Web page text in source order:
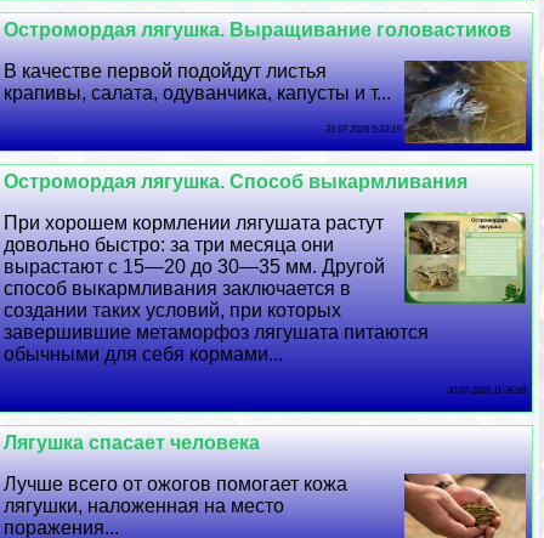
Остромордая лягушка. Выращивание головастиков
В качестве первой подойдут листья
крапивы, салата, одуванчика, капусты и т...
31 07 2026 5:33:19
Остромордая лягушка. Способ выкармливания
При хорошем кормлении лягушата растут
довольно быстро: за три месяца они
вырастают с 15—20 до 30—35 мм. Другой
способ выкармливания заключается в
создании таких условий, при которых
завершившие метаморфоз лягушата питаются
обычными для себя кормами...
30 07 2026 11:36:28
Лягушка спасает человека
Лучше всего от ожогов помогает кожа
лягушки, наложенная на место
поражения...